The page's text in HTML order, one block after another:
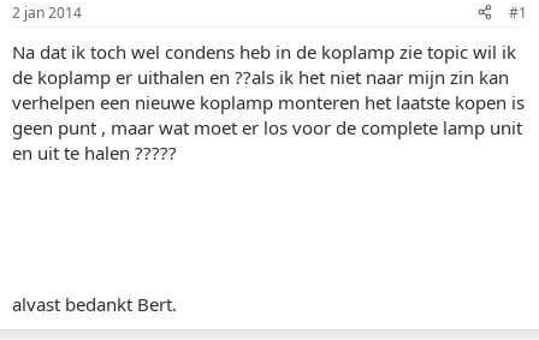
a
r
e
r
u
m
2 jan 2014 #1
Na dat ik toch wel condens heb in de koplamp zie topic wil ik
de koplamp er uithalen en ??als ik het niet naar mijn zin kan
verhelpen een nieuwe koplamp monteren het laatste kopen is
geen punt , maar wat moet er los voor de complete lamp unit
en uit te halen ?????
alvast bedankt Bert.